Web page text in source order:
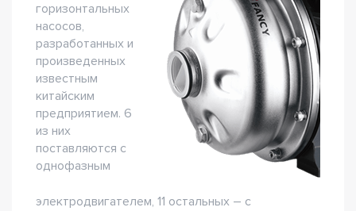
горизонтальных
насосов,
разработанных и
произведенных
известным
китайским
предприятием. 6
из них
поставляются с
однофазным
электродвигателем, 11 остальных – с